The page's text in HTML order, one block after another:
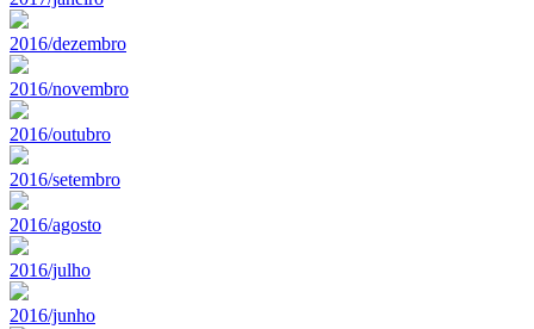
2016/dezembro
2016/novembro
2016/outubro
2016/setembro
2016/agosto
2016/julho
2016/junho